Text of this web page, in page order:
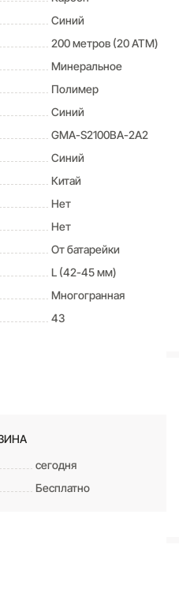
до 24ч.
часовой пояс), всемирное
звука и перемещения
информации на цифровых
с ISO 2281.
с классической
Синий
200 метров (20 ATM)
Минеральное
Полимер
Синий
GMA-S2100BA-2A2
Синий
Китай
Нет
Нет
От батарейки
L (42-45 мм)
Многогранная
43
сегодня
Бесплатно